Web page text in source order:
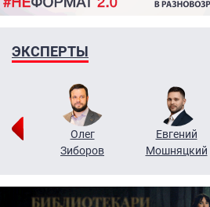
ЭКСПЕРТЫ
Олег
Зиборов
Евгений
Мошняцкий